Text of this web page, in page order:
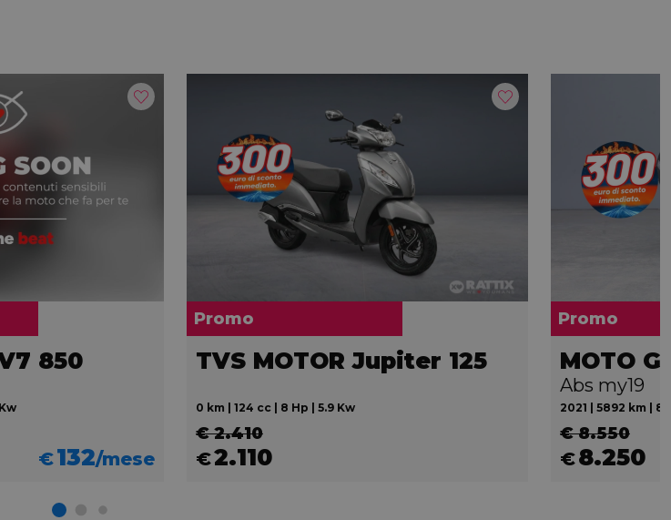
850
€132/mese
Promo
TVS MOTOR Jupiter 125
0 km | 124 cc | 8 Hp | 5.9 Kw
€ 2.410
€2.110
Promo
MOTO
Abs my19
2021 | 5892 km |
€ 8.550
€8.250